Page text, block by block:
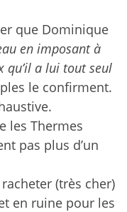
que Dominique
en imposant à
qu’il a lui tout seul
le confirment.
les Thermes
pas plus d’un
(très cher)
en ruine pour les